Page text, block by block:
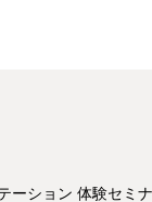
ーション 体験セミ